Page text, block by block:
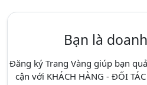
Bạn là
Đăng ký Trang Vàng giúp bạn
cận với KHÁCH HÀNG - ĐỐI